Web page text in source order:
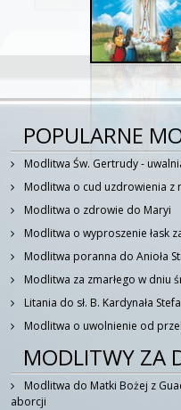
POPULARNE
Modlitwa Św. Gertrudy -
Modlitwa o cud uzdrowienia z
Modlitwa o zdrowie do Maryi
Modlitwa o wyproszenie łask
Modlitwa poranna do Anioła
Modlitwa za zmarłego w dniu
Litania do sł. B. Kardynała
Modlitwa o uwolnienie od
MODLITWY ZA
Modlitwa do Matki Bożej z
aborcji